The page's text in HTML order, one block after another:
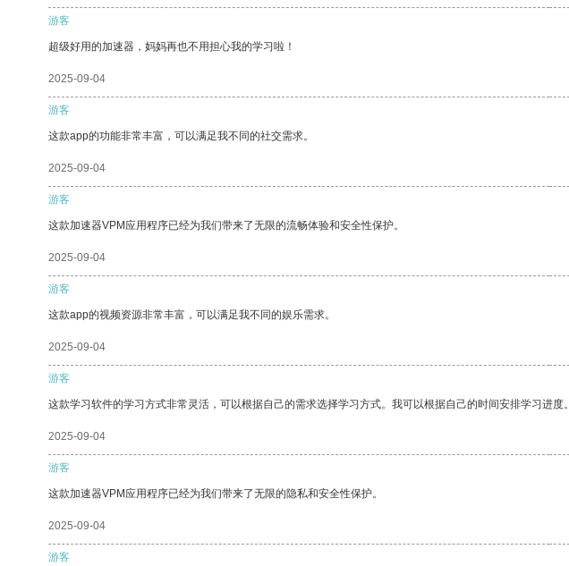
游客
超级好用的加速器，妈妈再也不用担心我的学习啦！
2025-09-04
游客
这款app的功能非常丰富，可以满足我不同的社交需求。
2025-09-04
游客
这款加速器VPM应用程序已经为我们带来了无限的流畅体验和安全性保护。
2025-09-04
游客
这款app的视频资源非常丰富，可以满足我不同的娱乐需求。
2025-09-04
游客
这款学习软件的学习方式非常灵活，可以根据自己的需求选择学习方式。我可以根据自己的时间安排学习进度。
2025-09-04
游客
这款加速器VPM应用程序已经为我们带来了无限的隐私和安全性保护。
2025-09-04
游客